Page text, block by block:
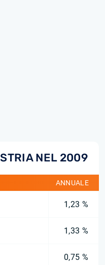
NEL 2009
ANNUALE
1,23 %
1,33 %
0,75 %